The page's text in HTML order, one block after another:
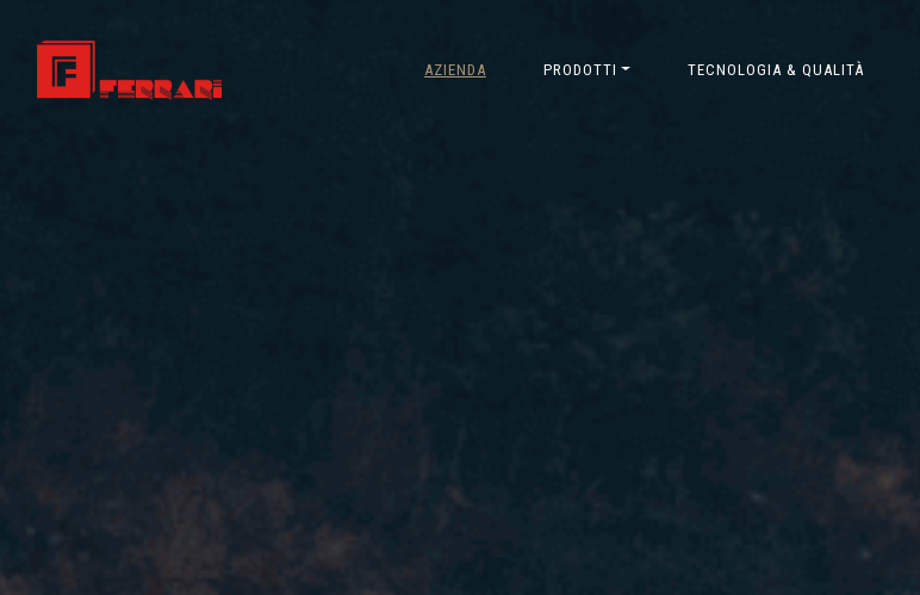
AZIENDA PRODOTTI TECNOLOGIA & QUALITÀ